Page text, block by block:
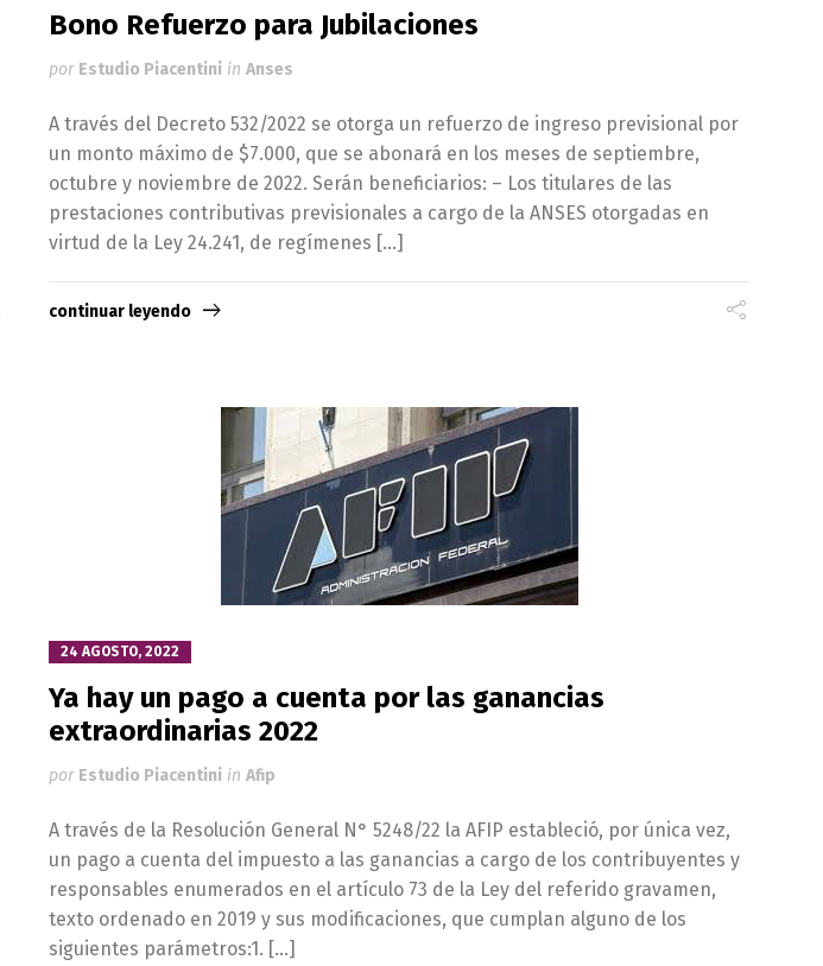
Bono Refuerzo para Jubilaciones
por Estudio Piacentini in Anses
A través del Decreto 532/2022 se otorga un refuerzo de ingreso previsional por
un monto máximo de $7.000, que se abonará en los meses de septiembre,
octubre y noviembre de 2022. Serán beneficiarios: – Los titulares de las
prestaciones contributivas previsionales a cargo de la ANSES otorgadas en
virtud de la Ley 24.241, de regímenes […]
continuar leyendo
24 AGOSTO, 2022
Ya hay un pago a cuenta por las ganancias
extraordinarias 2022
por Estudio Piacentini in Afip
A través de la Resolución General N° 5248/22 la AFIP estableció, por única vez,
un pago a cuenta del impuesto a las ganancias a cargo de los contribuyentes y
responsables enumerados en el artículo 73 de la Ley del referido gravamen,
texto ordenado en 2019 y sus modificaciones, que cumplan alguno de los
siguientes parámetros:1. […]